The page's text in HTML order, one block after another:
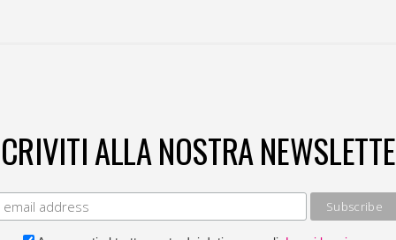
ALLA NOSTRA